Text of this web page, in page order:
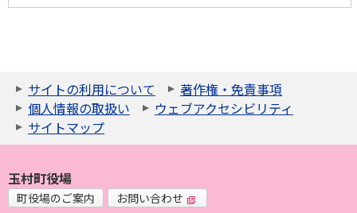
サイトの利用について
著作権・免責事項
個人情報の取扱い
ウェブアクセシビリティ
サイトマップ
玉村町役場
町役場のご案内
お問い合わせ